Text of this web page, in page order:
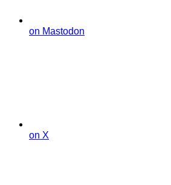
on Mastodon
on X